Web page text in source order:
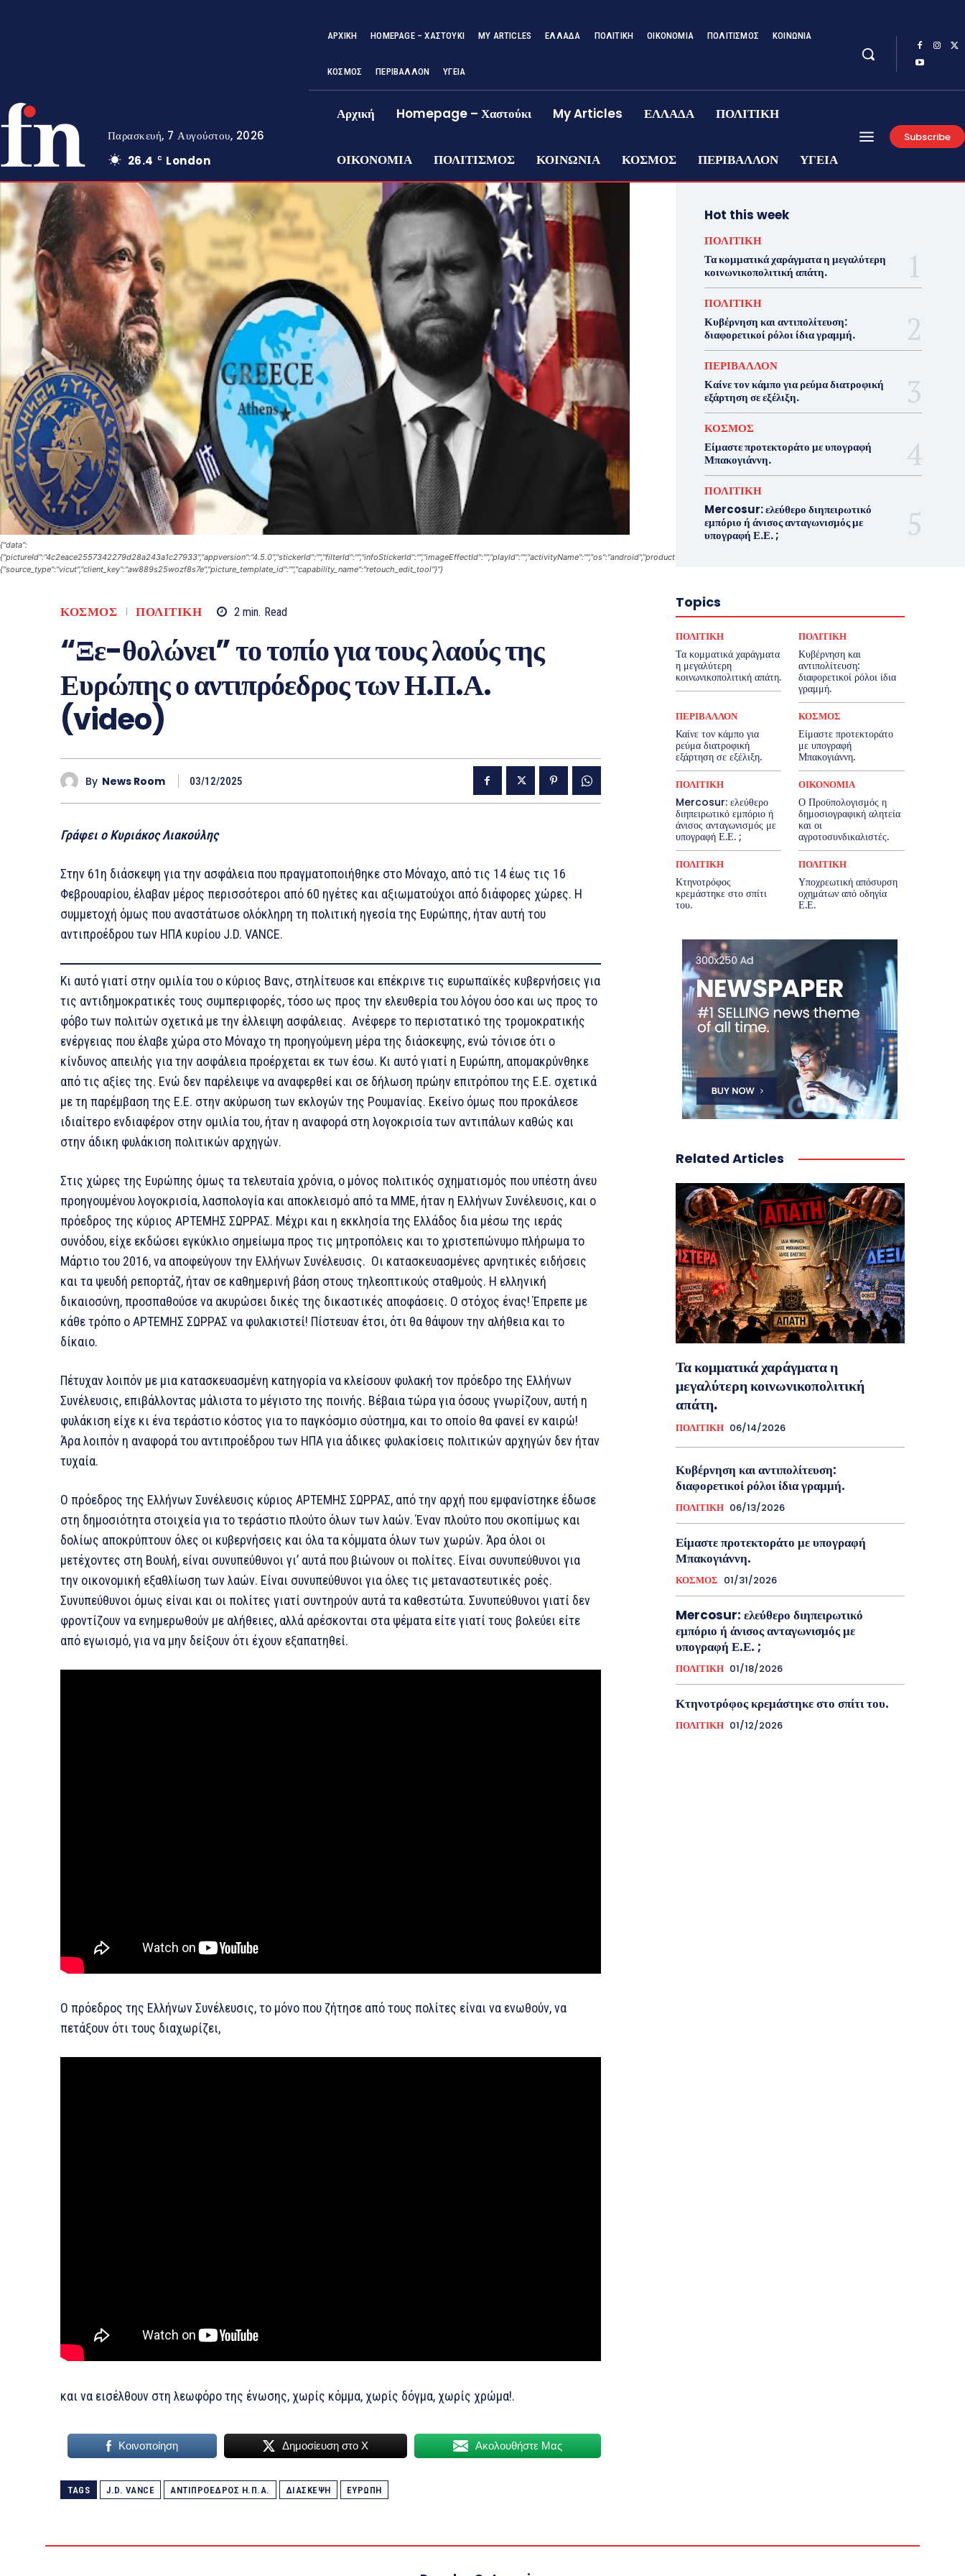
Παρασκευή, 7 Αυγούστου, 2026
26.4
C London
ΑΡΧΙΚΉ HOMEPAGE – ΧΑΣΤΟΎΚΙ MY ARTICLES ΕΛΛΑΔΑ ΠΟΛΙΤΙΚΗ ΟΙΚΟΝΟΜΙΑ ΠΟΛΙΤΙΣΜΟΣ ΚΟΙΝΩΝΙΑ
ΚΟΣΜΟΣ ΠΕΡΙΒΑΛΛΟΝ ΥΓΕΙΑ
Αρχική Homepage – Χαστούκι My Articles ΕΛΛΑΔΑ ΠΟΛΙΤΙΚΗ
ΟΙΚΟΝΟΜΙΑ ΠΟΛΙΤΙΣΜΟΣ ΚΟΙΝΩΝΙΑ ΚΟΣΜΟΣ ΠΕΡΙΒΑΛΛΟΝ ΥΓΕΙΑ
Subscribe
{"data":
{"source_type":"vicut","client_key":"aw889s25wozf8s7e","picture_template_id":"","capability_name":"retouch_edit_tool"}"}
ΚΟΣΜΟΣ ΠΟΛΙΤΙΚΗ 2 min. Read
“Ξε-θολώνει” το τοπίο για τους λαούς της
Ευρώπης ο αντιπρόεδρος των Η.Π.Α.
(video)
By News Room 03/12/2025
Γράφει ο Κυριάκος Λιακούλης
Στην 61η διάσκεψη για την ασφάλεια που πραγματοποιήθηκε στο Μόναχο, από τις 14 έως τις 16
Φεβρουαρίου, έλαβαν μέρος περισσότεροι από 60 ηγέτες και αξιωματούχοι από διάφορες χώρες. Η
συμμετοχή όμως που αναστάτωσε ολόκληρη τη πολιτική ηγεσία της Ευρώπης, ήταν αυτή του
αντιπροέδρου των ΗΠΑ κυρίου J.D. VANCE.
Κι αυτό γιατί στην ομιλία του ο κύριος Βανς, στηλίτευσε και επέκρινε τις ευρωπαϊκές κυβερνήσεις για
τις αντιδημοκρατικές τους συμπεριφορές, τόσο ως προς την ελευθερία του λόγου όσο και ως προς το
φόβο των πολιτών σχετικά με την έλλειψη ασφάλειας. Ανέφερε το περιστατικό της τρομοκρατικής
ενέργειας που έλαβε χώρα στο Μόναχο τη προηγούμενη μέρα της διάσκεψης, ενώ τόνισε ότι ο
κίνδυνος απειλής για την ασφάλεια προέρχεται εκ των έσω. Κι αυτό γιατί η Ευρώπη, απομακρύνθηκε
από τις αξίες της. Ενώ δεν παρέλειψε να αναφερθεί και σε δήλωση πρώην επιτρόπου της Ε.Ε. σχετικά
με τη παρέμβαση της Ε.Ε. στην ακύρωση των εκλογών της Ρουμανίας. Εκείνο όμως που προκάλεσε
ιδιαίτερο ενδιαφέρον στην ομιλία του, ήταν η αναφορά στη λογοκρισία των αντιπάλων καθώς και
στην άδικη φυλάκιση πολιτικών αρχηγών.
Στις χώρες της Ευρώπης όμως τα τελευταία χρόνια, ο μόνος πολιτικός σχηματισμός που υπέστη άνευ
προηγουμένου λογοκρισία, λασπολογία και αποκλεισμό από τα ΜΜΕ, ήταν η Ελλήνων Συνέλευσις, και ο
πρόεδρος της κύριος ΑΡΤΕΜΗΣ ΣΩΡΡΑΣ. Μέχρι και η εκκλησία της Ελλάδος δια μέσω της ιεράς
συνόδου, είχε εκδώσει εγκύκλιο σημείωμα προς τις μητροπόλεις και το χριστεπώνυμο πλήρωμα το
Μάρτιο του 2016, να αποφεύγουν την Ελλήνων Συνέλευσις. Οι κατασκευασμένες αρνητικές ειδήσεις
και τα ψευδή ρεπορτάζ, ήταν σε καθημερινή βάση στους τηλεοπτικούς σταθμούς. Η ελληνική
δικαιοσύνη, προσπαθούσε να ακυρώσει δικές της δικαστικές αποφάσεις. Ο στόχος ένας! Έπρεπε με
κάθε τρόπο ο ΑΡΤΕΜΗΣ ΣΩΡΡΑΣ να φυλακιστεί! Πίστευαν έτσι, ότι θα θάψουν την αλήθεια και το
δίκαιο.
Πέτυχαν λοιπόν με μια κατασκευασμένη κατηγορία να κλείσουν φυλακή τον πρόεδρο της Ελλήνων
Συνέλευσις, επιβάλλοντας μάλιστα το μέγιστο της ποινής. Βέβαια τώρα για όσους γνωρίζουν, αυτή η
φυλάκιση είχε κι ένα τεράστιο κόστος για το παγκόσμιο σύστημα, και το οποίο θα φανεί εν καιρώ!
Άρα λοιπόν η αναφορά του αντιπροέδρου των ΗΠΑ για άδικες φυλακίσεις πολιτικών αρχηγών δεν ήταν
τυχαία.
Ο πρόεδρος της Ελλήνων Συνέλευσις κύριος ΑΡΤΕΜΗΣ ΣΩΡΡΑΣ, από την αρχή που εμφανίστηκε έδωσε
στη δημοσιότητα στοιχεία για το τεράστιο πλούτο όλων των λαών. Έναν πλούτο που σκοπίμως και
δολίως αποκρύπτουν όλες οι κυβερνήσεις και όλα τα κόμματα όλων των χωρών. Άρα όλοι οι
μετέχοντες στη Βουλή, είναι συνυπεύθυνοι γι’ αυτά που βιώνουν οι πολίτες. Είναι συνυπεύθυνοι για
την οικονομική εξαθλίωση των λαών. Είναι συνυπεύθυνοι για όλες τις μεταναστευτικές ροές.
Συνυπεύθυνοι όμως είναι και οι πολίτες γιατί συντηρούν αυτά τα καθεστώτα. Συνυπεύθυνοι γιατί δεν
φροντίζουν να ενημερωθούν με αλήθειες, αλλά αρέσκονται στα ψέματα είτε γιατί τους βολεύει είτε
από εγωισμό, για να μην δείξουν ότι έχουν εξαπατηθεί.
Ο πρόεδρος της Ελλήνων Συνέλευσις, το μόνο που ζήτησε από τους πολίτες είναι να ενωθούν, να
πετάξουν ότι τους διαχωρίζει,
και να εισέλθουν στη λεωφόρο της ένωσης, χωρίς κόμμα, χωρίς δόγμα, χωρίς χρώμα!.
Κοινοποίηση Δημοσίευση στο Χ Ακολουθήστε Μας
TAGS J.D. VANCE ΑΝΤΙΠΡΟΕΔΡΟΣ Η.Π.Α. ΔΙΑΣΚΕΨΗ ΕΥΡΩΠΗ
Hot this week
ΠΟΛΙΤΙΚΗ
Τα κομματικά χαράγματα η μεγαλύτερη
κοινωνικοπολιτική απάτη.
ΠΟΛΙΤΙΚΗ
Κυβέρνηση και αντιπολίτευση:
διαφορετικοί ρόλοι ίδια γραμμή.
ΠΕΡΙΒΑΛΛΟΝ
Καίνε τον κάμπο για ρεύμα διατροφική
εξάρτηση σε εξέλιξη.
ΚΟΣΜΟΣ
Είμαστε προτεκτοράτο με υπογραφή
Μπακογιάννη.
ΠΟΛΙΤΙΚΗ
Mercosur: ελεύθερο διηπειρωτικό
εμπόριο ή άνισος ανταγωνισμός με
υπογραφή Ε.Ε. ;
Topics
ΠΟΛΙΤΙΚΗ
Τα κομματικά χαράγματα
η μεγαλύτερη
κοινωνικοπολιτική απάτη.
ΠΟΛΙΤΙΚΗ
Κυβέρνηση και
αντιπολίτευση:
διαφορετικοί ρόλοι ίδια
γραμμή.
ΠΕΡΙΒΑΛΛΟΝ
Καίνε τον κάμπο για
ρεύμα διατροφική
εξάρτηση σε εξέλιξη.
ΚΟΣΜΟΣ
Είμαστε προτεκτοράτο
με υπογραφή
Μπακογιάννη.
ΠΟΛΙΤΙΚΗ
Mercosur: ελεύθερο
διηπειρωτικό εμπόριο ή
άνισος ανταγωνισμός με
υπογραφή Ε.Ε. ;
ΟΙΚΟΝΟΜΙΑ
Ο Προϋπολογισμός η
δημοσιογραφική αλητεία
και οι
αγροτοσυνδικαλιστές.
ΠΟΛΙΤΙΚΗ
Κτηνοτρόφος
κρεμάστηκε στο σπίτι
του.
ΠΟΛΙΤΙΚΗ
Υποχρεωτική απόσυρση
οχημάτων από οδηγία
Ε.Ε.
Related Articles
Τα κομματικά χαράγματα η
μεγαλύτερη κοινωνικοπολιτική
απάτη.
ΠΟΛΙΤΙΚΗ 06/14/2026
Κυβέρνηση και αντιπολίτευση:
διαφορετικοί ρόλοι ίδια γραμμή.
ΠΟΛΙΤΙΚΗ 06/13/2026
Είμαστε προτεκτοράτο με υπογραφή
Μπακογιάννη.
ΚΟΣΜΟΣ 01/31/2026
Mercosur: ελεύθερο διηπειρωτικό
εμπόριο ή άνισος ανταγωνισμός με
υπογραφή Ε.Ε. ;
ΠΟΛΙΤΙΚΗ 01/18/2026
Κτηνοτρόφος κρεμάστηκε στο σπίτι του.
ΠΟΛΙΤΙΚΗ 01/12/2026